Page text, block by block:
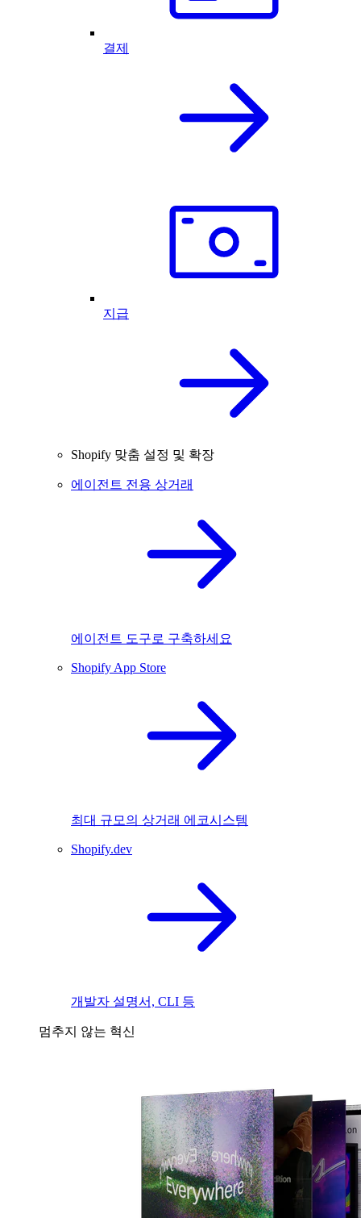
결제
지급
Shopify 맞춤 설정 및 확장
에이전트 전용 상거래
에이전트 도구로 구축하세요
Shopify App Store
최대 규모의 상거래 에코시스템
Shopify.dev
개발자 설명서, CLI 등
멈추지 않는 혁신